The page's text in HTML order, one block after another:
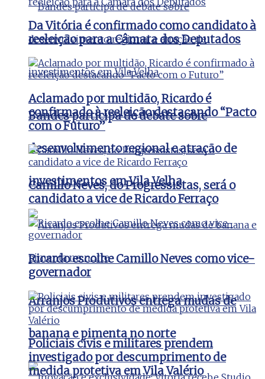
Bandes participa de debate sobre
desenvolvimento regional e atração de
investimentos em Vila Velha
Arranjos Produtivos entrega mudas de
banana e pimenta no norte
Da Vitória é confirmado como candidato à
reeleição para a Câmara dos Deputados
Aclamado por multidão, Ricardo é
confirmado à reeleição destacando “Pacto
com o Futuro”
Camillo Neves, do Progressistas, será o
candidato a vice de Ricardo Ferraço
Ricardo escolhe Camillo Neves como vice-
governador
Policiais civis e militares prendem
investigado por descumprimento de
medida protetiva em Vila Valério